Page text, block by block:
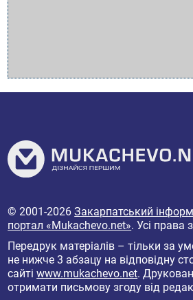
© 2001-2026Закарпатський
портал «Mukachevo.net». Усі права
Передрук матеріалів – тільки за
не нижче 3 абзацу на відповідну
сайтіwww.mukachevo.net.
отримати письмову згоду від